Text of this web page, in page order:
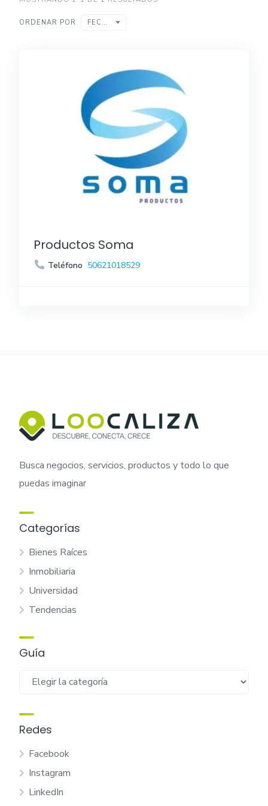
ORDENAR POR FECHA
Productos Soma
Teléfono 50621018529
Busca negocios, servicios, productos y todo lo que
puedas imaginar
Categorías
Bienes Raíces
Inmobiliaria
Universidad
Tendencias
Guía
Guía
Redes
Facebook
Instagram
LinkedIn